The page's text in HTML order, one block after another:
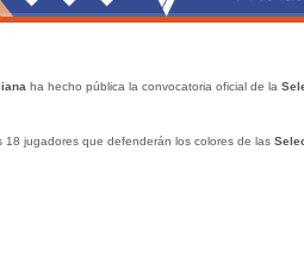
ha hecho pública la convocatoria oficial de la
jugadores que defenderán los colores de las